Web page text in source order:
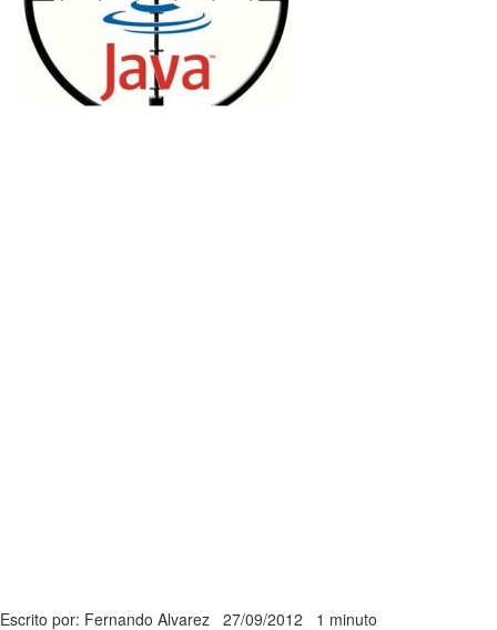
Escrito por: Fernando Alvarez 27/09/2012 1 minuto